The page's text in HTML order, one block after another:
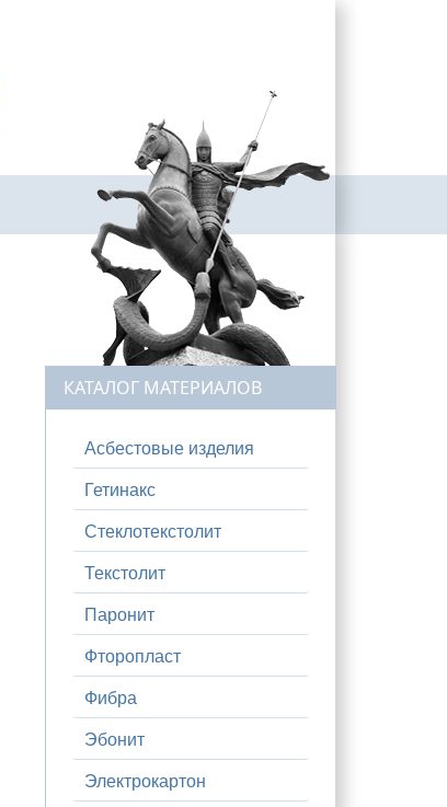
КАТАЛОГ МАТЕРИАЛОВ
Асбестовые изделия
Гетинакс
Стеклотекстолит
Текстолит
Паронит
Фторопласт
Фибра
Эбонит
Электрокартон